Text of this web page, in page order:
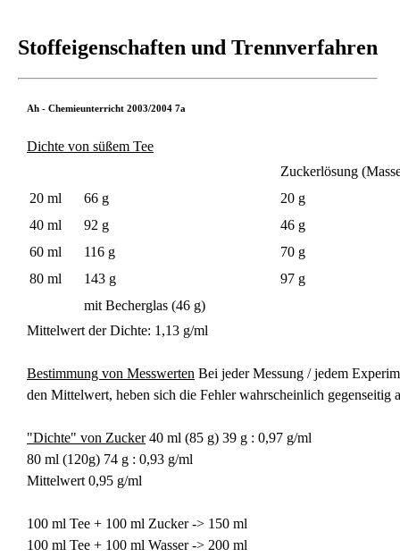
Stoffeigenschaften und Trennverfahren
Ah - Chemieunterricht 2003/2004 7a
Dichte von süßem Tee
Zuckerlösung
20 ml
66 g
20 g
40 ml
92 g
46 g
60 ml
116 g
70 g
80 ml
143 g
97 g
mit Becherglas (46 g)
Mittelwert der Dichte: 1,13 g/ml
Bestimmung von Messwerten Bei jeder Messung / jedem
den Mittelwert, heben sich die Fehler wahrscheinlich
"Dichte" von Zucker40 ml (85 g) 39 g : 0,97 g/ml
80 ml (120g) 74 g : 0,93 g/ml
Mittelwert 0,95 g/ml
100 ml Tee + 100 ml Zucker -> 150 ml
100 ml Tee + 100 ml Wasser -> 200 ml